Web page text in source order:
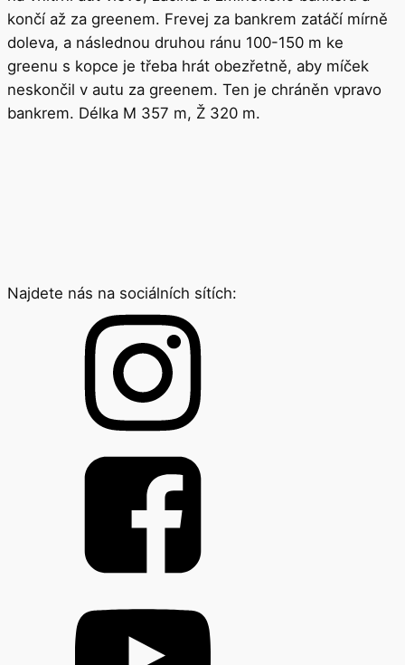
končí až za greenem. Frevej za bankrem zatáčí mírně
doleva, a následnou druhou ránu 100-150 m ke
greenu s kopce je třeba hrát obezřetně, aby míček
neskončil v autu za greenem. Ten je chráněn vpravo
bankrem. Délka M 357 m, Ž 320 m.
Najdete nás na sociálních sítích: